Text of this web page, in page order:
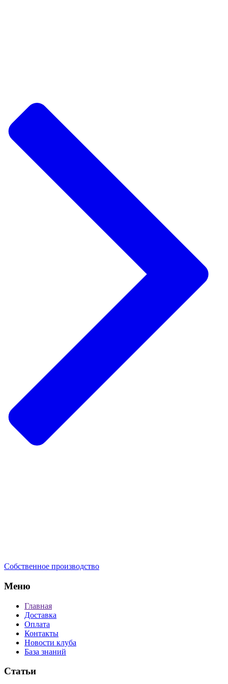
Собственное производство
Меню
Главная
Доставка
Оплата
Контакты
Новости клуба
База знаний
Статьи